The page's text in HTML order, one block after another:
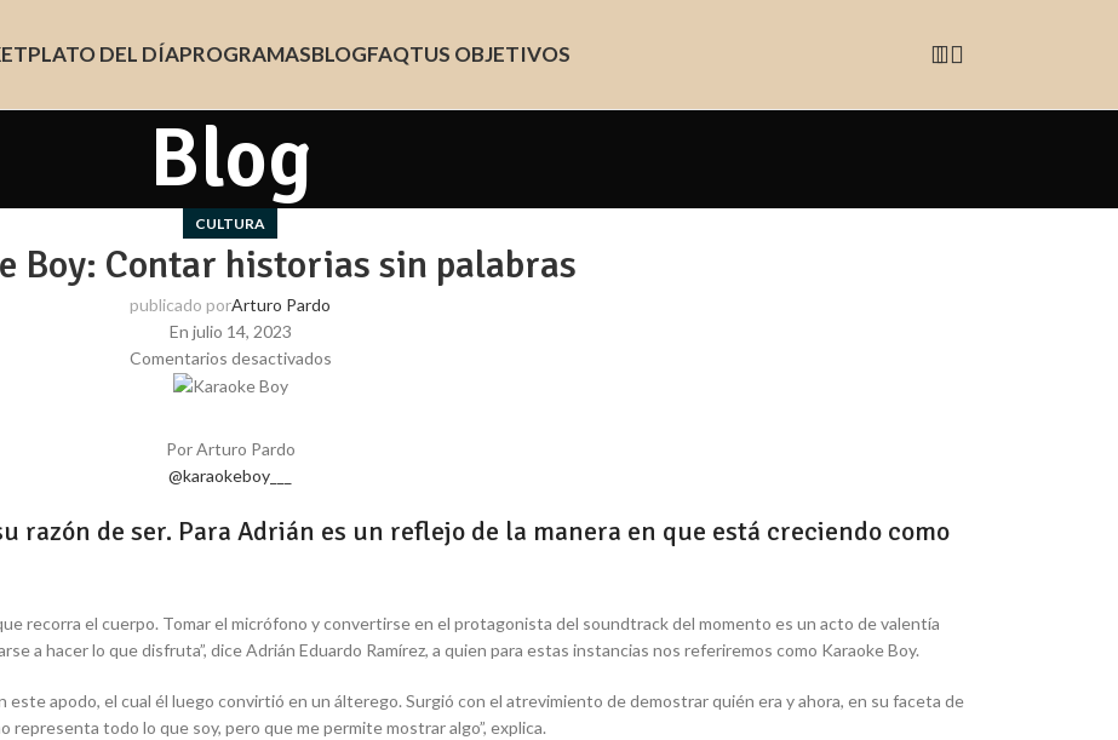
PLATO DEL DÍAPROGRAMASBLOGFAQTUS OBJETIVOS
Blog
CULTURA
Boy: Contar historias sin palabras
publicado porArturo Pardo
En julio 14, 2023
Comentarios desactivados
Por Arturo Pardo
@karaokeboy___
razón de ser. Para Adrián es un reflejo de la manera en que está creciendo como
recorra el cuerpo. Tomar el micrófono y convertirse en el protagonista del soundtrack del momento es un acto de valentía
a hacer lo que disfruta”, dice Adrián Eduardo Ramírez, a quien para estas instancias nos referiremos como Karaoke Boy.
apodo, el cual él luego convirtió en un álterego. Surgió con el atrevimiento de demostrar quién era y ahora, en su faceta de
todo lo que soy, pero que me permite mostrar algo”, explica.